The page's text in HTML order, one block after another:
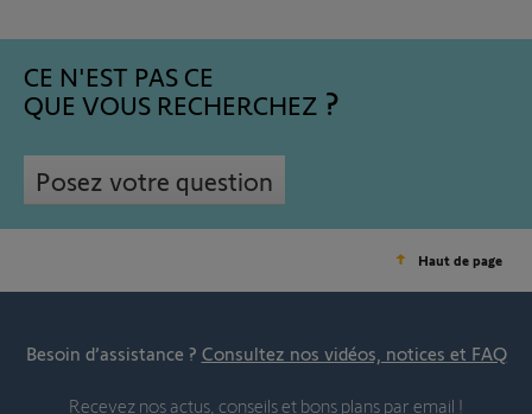
CE N'EST PAS CE
QUE VOUS RECHERCHEZ
Posez votre question
Haut de page
Besoin d’assistance ? Consultez nos vidéos, notices et FAQ
Recevez nos actus, conseils et bons plans par email !